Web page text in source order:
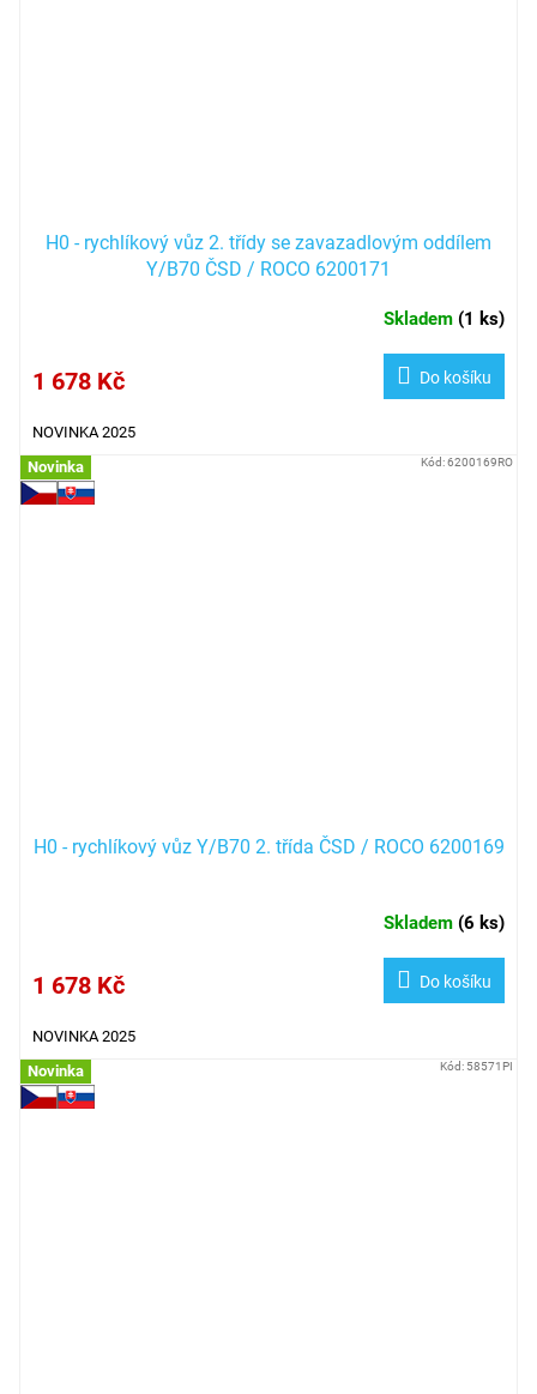
H0 - rychlíkový vůz 2. třídy se zavazadlovým oddílem
Y/B70 ČSD / ROCO 6200171
Skladem (1 ks)
1 678 Kč Do košíku
NOVINKA 2025
Novinka
H0 - rychlíkový vůz Y/B70 2. třída ČSD / ROCO 6200169
Skladem (6 ks)
1 678 Kč Do košíku
NOVINKA 2025
Kód:6200169RO
Novinka Kód: 58571PI